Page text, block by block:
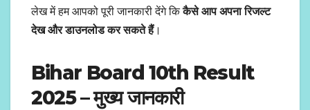
लेख में हम आपको पूरी जानकारी देंगे किकैसे आप अपना रिजल्ट
देख और डाउनलोड कर सकते हैं।
Bihar Board 10th Result
2025– मुख्य जानकारी